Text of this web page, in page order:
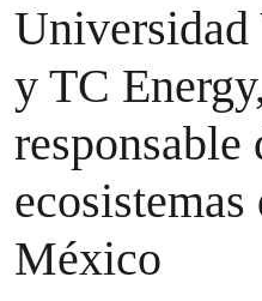
Universidad
y TC
responsable
México